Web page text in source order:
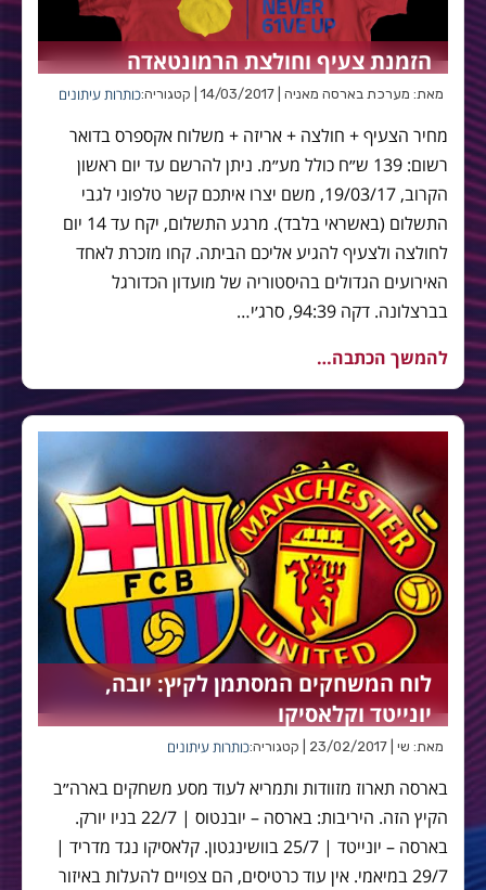
הזמנת צעיף וחולצת הרמונטאדה
מאת: מערכת בארסה מאניה | 14/03/2017 | קטגוריה: כותרות עיתונים
מחיר הצעיף + חולצה + אריזה + משלוח אקספרס בדואר
רשום: 139 ש״ח כולל מע״מ. ניתן להרשם עד יום ראשון
הקרוב, 19/03/17, משם יצרו איתכם קשר טלפוני לגבי
התשלום (באשראי בלבד). מרגע התשלום, יקח עד 14 יום
לחולצה ולצעיף להגיע אליכם הביתה. קחו מזכרת לאחד
האירועים הגדולים בהיסטוריה של מועדון הכדורגל
בברצלונה. דקה 94:39, סרג׳י…
להמשך הכתבה…
לוח המשחקים המסתמן לקיץ: יובה,
יונייטד וקלאסיקו
מאת: שי | 23/02/2017 | קטגוריה: כותרות עיתונים
בארסה תארוז מזוודות ותמריא לעוד מסע משחקים בארה״ב
הקיץ הזה. היריבות: בארסה – יובנטוס | 22/7 בניו יורק.
בארסה – יונייטד | 25/7 בוושינגטון. קלאסיקו נגד מדריד |
29/7 במיאמי. אין עוד כרטיסים, הם צפויים להעלות באיזור